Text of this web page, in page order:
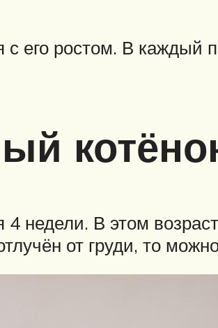
с его ростом. В
недели. В этом
от груди, то